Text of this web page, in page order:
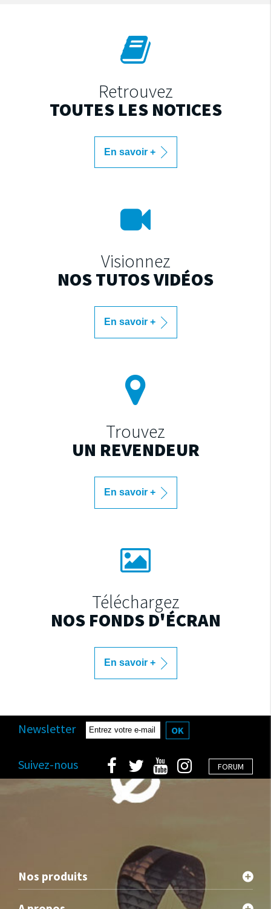
Retrouvez
TOUTES LES NOTICES
En savoir +
Visionnez
NOS TUTOS VIDÉOS
En savoir +
Trouvez
UN REVENDEUR
En savoir +
Téléchargez
NOS FONDS D'ÉCRAN
En savoir +
Newsletter OK
FORUM
Suivez-nous
Nos produits